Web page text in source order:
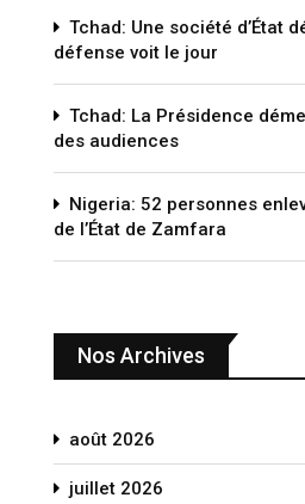
Tchad: Une société d’État
défense voit le jour
Tchad: La Présidence
des audiences
Nigeria: 52 personnes
de l’État de Zamfara
Nos Archives
août 2026
juillet 2026